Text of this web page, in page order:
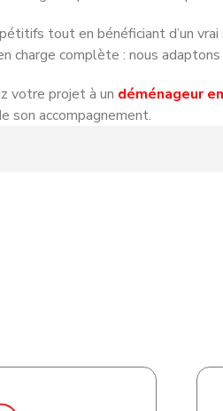
tout en bénéficiant d’un vrai
charge complète : nous
votre projet à un déménageur
son accompagnement.